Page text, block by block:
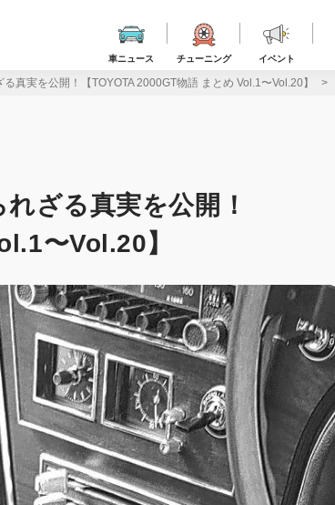
車ニュース チューニング イベント
真実を公開！【TOYOTA 2000GT物語 まとめ Vol.1〜Vol.20】
ざる真実を公開！
〜Vol.20】